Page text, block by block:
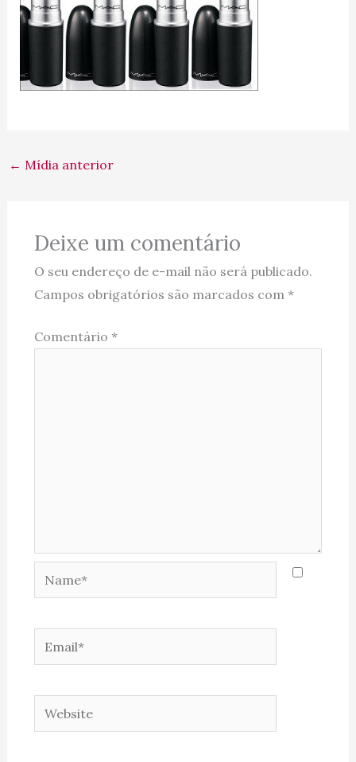
← Mídia anterior
Deixe um comentário
O seu endereço de e-mail não será publicado.
Campos obrigatórios são marcados com *
Comentário *
Name*
Email*
Website